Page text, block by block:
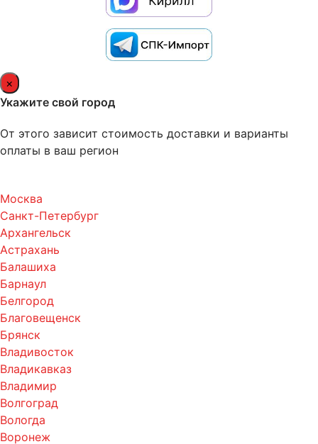
×
Укажите свой город
От этого зависит стоимость доставки и варианты
оплаты в ваш регион
Москва
Санкт-Петербург
Архангельск
Астрахань
Балашиха
Барнаул
Белгород
Благовещенск
Брянск
Владивосток
Владикавказ
Владимир
Волгоград
Вологда
Воронеж